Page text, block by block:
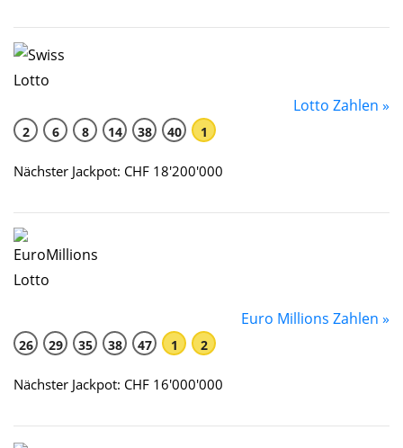
Lotto Zahlen »
2 6 8 14 38 40 1
Nächster Jackpot: CHF 18'200'000
Euro Millions Zahlen »
26 29 35 38 47 1 2
Nächster Jackpot: CHF 16'000'000